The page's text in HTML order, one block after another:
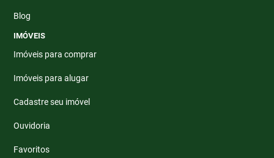
Blog
IMÓVEIS
Imóveis para comprar
Imóveis para alugar
Cadastre seu imóvel
Ouvidoria
Favoritos